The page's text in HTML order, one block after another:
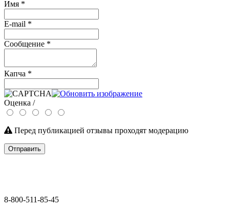
Имя *
E-mail *
Сообщение *
Капча *
Оценка /
Перед публикацией отзывы проходят модерацию
Отправить
8-800-511-85-45